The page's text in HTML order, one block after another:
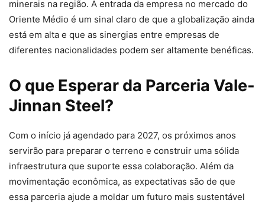
minerais na região. A entrada da empresa no mercado do
Oriente Médio é um sinal claro de que a globalização ainda
está em alta e que as sinergias entre empresas de
diferentes nacionalidades podem ser altamente benéficas.
O que Esperar da Parceria Vale-
Jinnan Steel?
Com o início já agendado para 2027, os próximos anos
servirão para preparar o terreno e construir uma sólida
infraestrutura que suporte essa colaboração. Além da
movimentação econômica, as expectativas são de que
essa parceria ajude a moldar um futuro mais sustentável